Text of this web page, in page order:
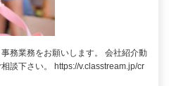
務業務をお願いします。 会社紹介動
談下さい。 https://v.classtream.jp/cr